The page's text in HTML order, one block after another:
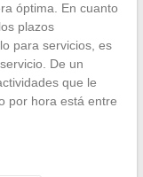
óptima. En cuanto
plazos
para servicios, es
De un
que le
por hora está entre